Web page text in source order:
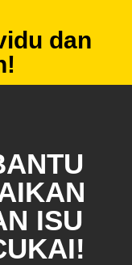
dan
ISU